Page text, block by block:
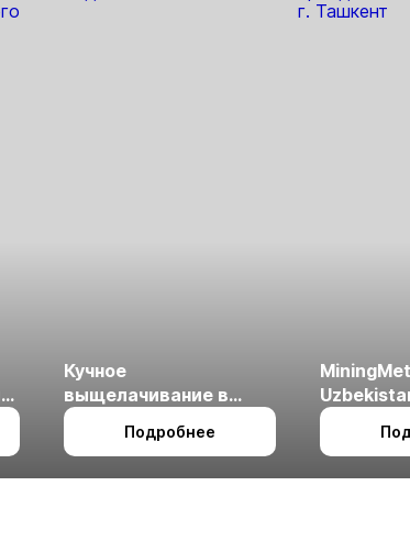
Кучное
выщелачивание в
холодном климате
Подробнее
27 по 29
Ташкент